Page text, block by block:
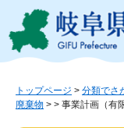
ジ
ュ
トップページ > 分類でさ
廃棄物 > > 事業計画（有